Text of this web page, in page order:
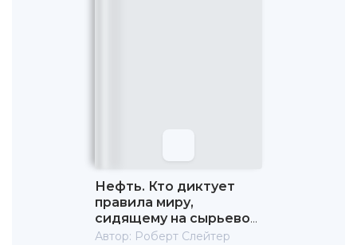
Нефть. Кто диктует
правила миру,
сидящему на сырьевой
игле
Автор: Роберт Слейтер